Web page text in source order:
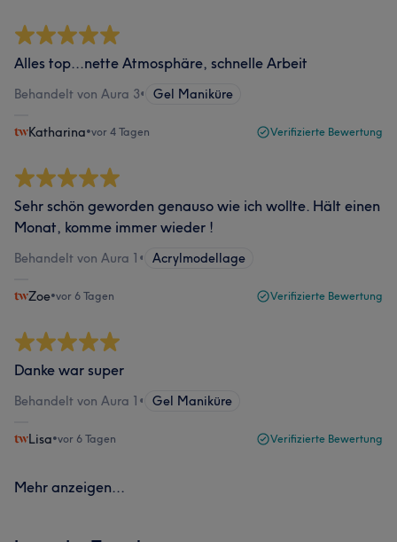
Alles top...nette Atmosphäre, schnelle Arbeit
Behandelt von Aura 3• Gel Maniküre
Katharina•vor 4 Tagen Verifizierte Bewertung
Sehr schön geworden genauso wie ich wollte. Hält einen
Monat, komme immer wieder !
Behandelt von Aura 1 • Acrylmodellage
Zoe•vor 6 Tagen Verifizierte Bewertung
Danke war super
Behandelt von Aura 1 • Gel Maniküre
Lisa•vor 6 Tagen Verifizierte Bewertung
Mehr anzeigen...